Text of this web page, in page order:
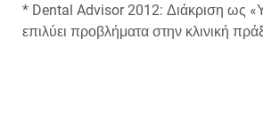
* Dental Advisor 2012: Διάκριση ως
επιλύει προβλήματα στην κλινική